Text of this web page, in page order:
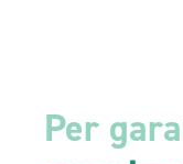
Per